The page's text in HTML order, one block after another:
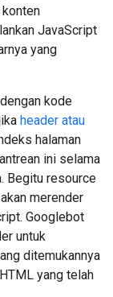
JavaScript
yang
kode
header atau
halaman
ini selama
Begitu resource
merender
Googlebot
untuk
ditemukannya
yang telah